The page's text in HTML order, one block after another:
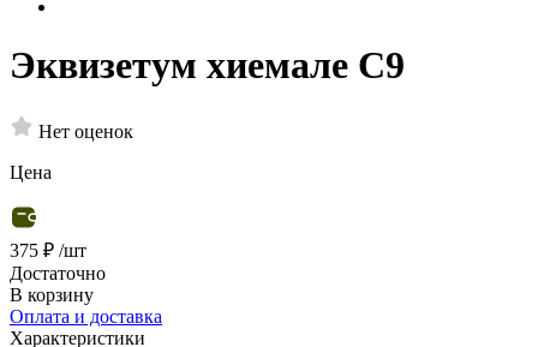
Эквизетум хиемале С9
Нет оценок
Цена
375 ₽ /шт
Достаточно
В корзину
Оплата и доставка
Характеристики